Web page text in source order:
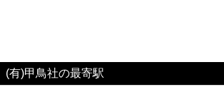
(有)甲鳥社の最寄駅